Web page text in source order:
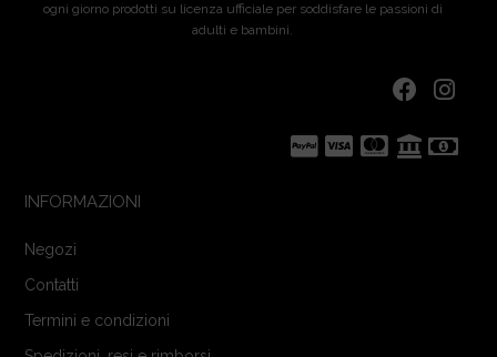
ogni giorno prodotti su licenza ufficiale per soddisfare le passioni di
adulti e bambini.
INFORMAZIONI
Negozi
Contatti
Termini e condizioni